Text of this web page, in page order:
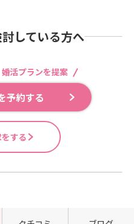
している方へ
活プランを提案
予約する
する